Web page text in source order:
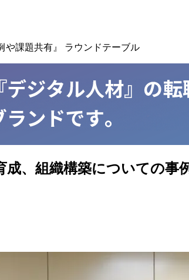
や課題共有』 ラウンドテーブル
、組織構築についての事